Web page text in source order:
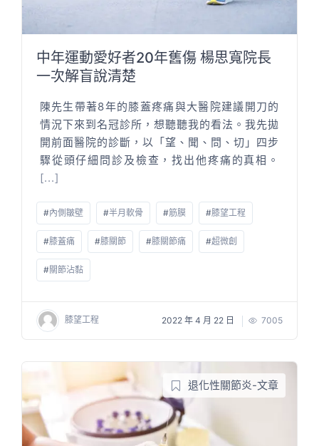
中年運動愛好者20年舊傷 楊思寬院長
一次解盲說清楚
陳先生帶著8年的膝蓋疼痛與大醫院建議開刀的
情況下來到名冠診所，想聽聽我的看法。我先拋
開前面醫院的診斷，以「望、聞、問、切」四步
驟從頭仔細問診及檢查，找出他疼痛的真相。
[...]
#內側皺壁 #半月軟骨 #筋膜 #膝望工程
#膝蓋痛 #膝關節 #膝關節痛 #超微創
#關節沾黏
膝望工程 2022 年 4 月 22 日 7005
退化性關節炎-文章